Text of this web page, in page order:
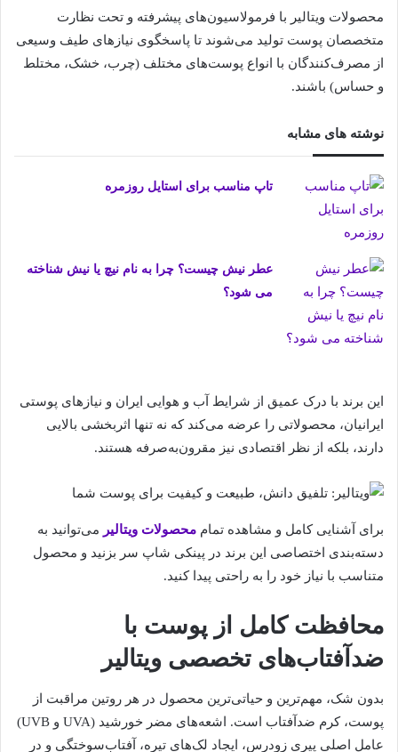
محصولات ویتالیر با فرمولاسیون‌های پیشرفته و تحت نظارت
متخصصان پوست تولید می‌شوند تا پاسخگوی نیازهای طیف وسیعی
از مصرف‌کنندگان با انواع پوست‌های مختلف (چرب، خشک، مختلط
و حساس) باشند.
نوشته های مشابه
تاپ مناسب برای استایل روزمره
عطر نیش چیست؟ چرا به نام نیچ یا نیش شناخته
می شود؟
این برند با درک عمیق از شرایط آب و هوایی ایران و نیازهای پوستی
ایرانیان، محصولاتی را عرضه می‌کند که نه تنها اثربخشی بالایی
دارند، بلکه از نظر اقتصادی نیز مقرون‌به‌صرفه هستند.
برای آشنایی کامل و مشاهده تمام محصولات ویتالیر می‌توانید به
دسته‌بندی اختصاصی این برند در پینکی شاپ سر بزنید و محصول
متناسب با نیاز خود را به راحتی پیدا کنید.
محافظت کامل از پوست با
ضدآفتاب‌های تخصصی ویتالیر
بدون شک، مهم‌ترین و حیاتی‌ترین محصول در هر روتین مراقبت از
پوست، کرم ضدآفتاب است. اشعه‌های مضر خورشید (UVA و UVB)
عامل اصلی پیری زودرس، ایجاد لک‌های تیره، آفتاب‌سوختگی و در